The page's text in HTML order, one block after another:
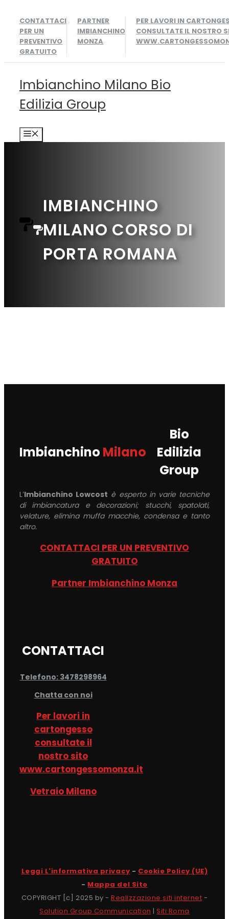
contenuto
CONTATTACI
PER UN
PREVENTIVO
GRATUITO
PARTNER
IMBIANCHINO
MONZA
PER LAVORI IN
CONSULTATE IL NOSTRO
Imbianchino Milano Bio
Edilizia Group
IMBIANCHINO
MILANO CORSO DI
PORTA ROMANA
Imbianchino Milano
Bio
Edilizia
Group
L’Imbianchino Lowcost è esperto in varie tecniche
di imbiancatura e decorazioni; stucchi, spatolati,
velature, elimina muffa macchie, condensa e tanto
altro.
CONTATTACI PER UN PREVENTIVO
GRATUITO
Partner Imbianchino Monza
CONTATTACI
Telefono: 3478298964
Chatta con noi
Per lavori in
cartongesso
consultate il
nostro sito
www.cartongessomonza.it
Vetraio Milano
Leggi L'informativa privacy - Cookie Policy (UE)
- Mappa del Sito
COPYRIGHT [c] 2025 by -Realizzazione siti internet -
Solution Group Communication |Siti Roma